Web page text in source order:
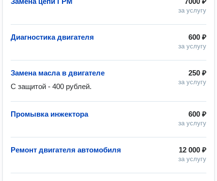
за услугу
600 ₽
за услугу
Диагностика двигателя
250 ₽
за услугу
Замена масла в двигателе
С защитой - 400 рублей.
600 ₽
за услугу
Промывка инжектора
12 000 ₽
за услугу
Ремонт двигателя автомобиля